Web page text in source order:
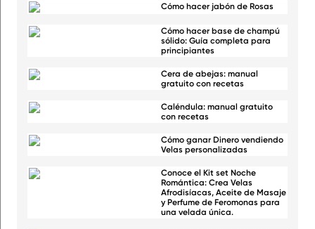
Cómo hacer jabón de Rosas
Cómo hacer base de champú
sólido: Guía completa para
principiantes
Cera de abejas: manual
gratuito con recetas
Caléndula: manual gratuito
con recetas
Cómo ganar Dinero vendiendo
Velas personalizadas
Conoce el Kit set Noche
Romántica: Crea Velas
Afrodisíacas, Aceite de Masaje
y Perfume de Feromonas para
una velada única.